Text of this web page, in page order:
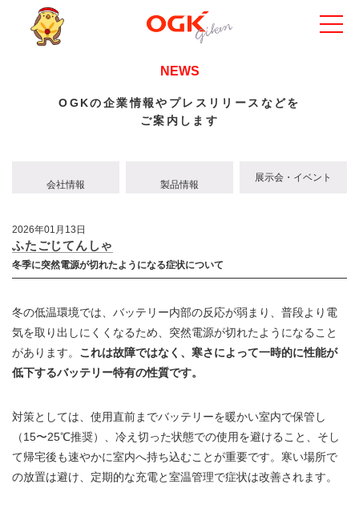
NEWS
OGKの企業情報やプレスリリースなどを
ご案内します
会社情報 製品情報
展示会・イベント
2026年01月13日
ふたごじてんしゃ
冬季に突然電源が切れたようになる症状について
冬の低温環境では、バッテリー内部の反応が弱まり、普段より電
気を取り出しにくくなるため、突然電源が切れたようになること
があります。 これは故障ではなく、寒さによって一時的に性能が
低下するバッテリー特有の性質です。
対策としては、使用直前までバッテリーを暖かい室内で保管し
（15〜25℃推奨）、冷え切った状態での使用を避けること、そし
て帰宅後も速やかに室内へ持ち込むことが重要です。寒い場所で
の放置は避け、定期的な充電と室温管理で症状は改善されます。